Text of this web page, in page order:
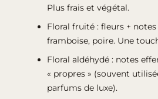
Plus frais et végétal.
Floral fruité : fleurs + notes
framboise, poire. Une
Floral aldéhydé : notes
« propres » (souvent
parfums de luxe).